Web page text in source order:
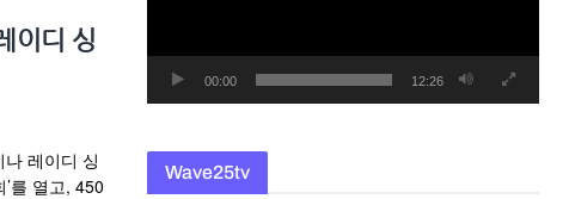
이디 싱
레이디 싱
를 열고, 450
00:00 12:26
Wave25tv